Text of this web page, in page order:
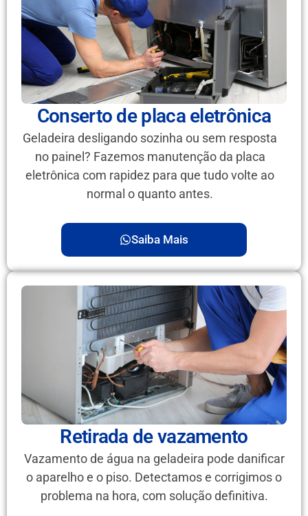
Conserto de placa eletrônica
Geladeira desligando sozinha ou sem resposta
no painel? Fazemos manutenção da placa
eletrônica com rapidez para que tudo volte ao
normal o quanto antes.
Saiba Mais
Retirada de vazamento
Vazamento de água na geladeira pode danificar
o aparelho e o piso. Detectamos e corrigimos o
problema na hora, com solução definitiva.